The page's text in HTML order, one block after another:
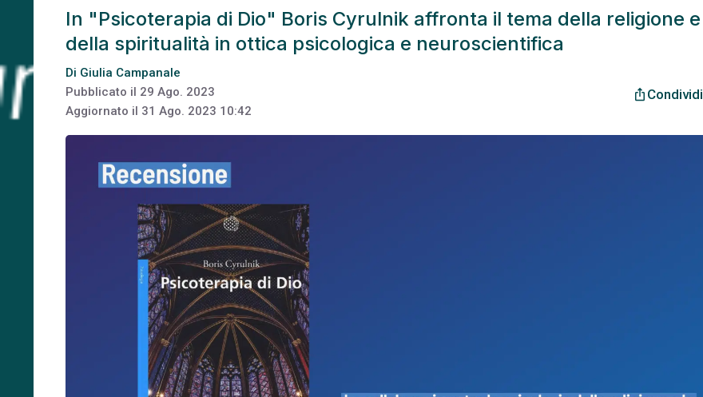
In "Psicoterapia di Dio" Boris Cyrulnik affronta il tema della religione e
della spiritualità in ottica psicologica e neuroscientifica
Di Giulia Campanale
Pubblicato il 29 Ago. 2023
Aggiornato il 31 Ago. 2023 10:42
ios_share Condividi